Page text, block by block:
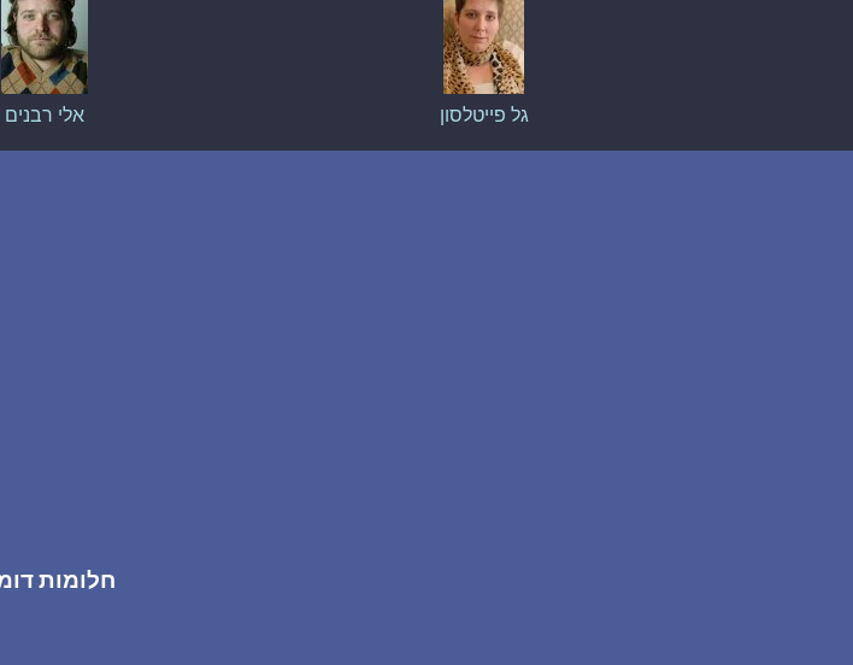
הסכם שימוש
1
גל פייטלסון אלי רבנים
חלומות